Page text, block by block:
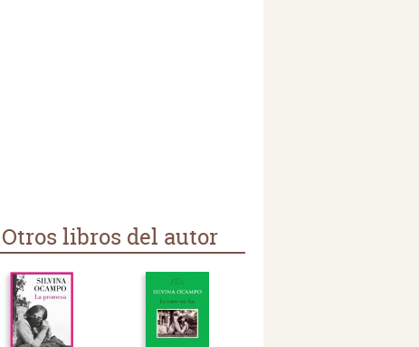
Otros libros del autor